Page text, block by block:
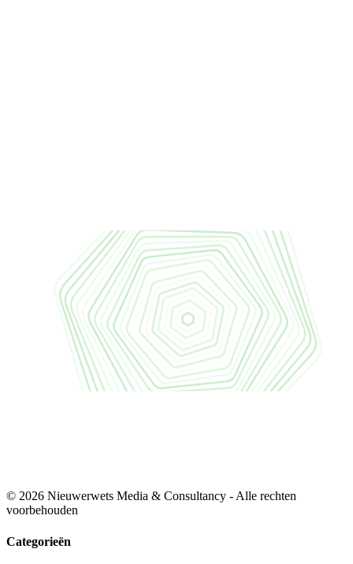
© 2026 Nieuwerwets Media & Consultancy - Alle rechten
voorbehouden
Categorieën